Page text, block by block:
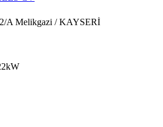
A Melikgazi / KAYSERİ